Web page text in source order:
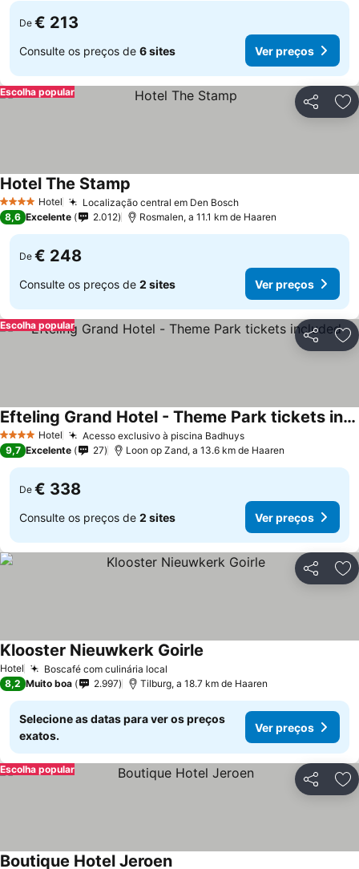
De € 213
Consulte os preços de 6 sites Ver preços
Partilhar
Escolha popular
4 EstrelasHotel Localização central em Den Bosch
Hotel The Stamp
8,6 Excelente 2.012 Rosmalen, a 11.1 km de Haaren
De € 248
Consulte os preços de 2 sites Ver preços
Partilhar
Escolha popular
4 EstrelasHotel Acesso exclusivo à piscina Badhuys
Efteling Grand Hotel - Theme Park tickets included
9,7 Excelente 27 Loon op Zand, a 13.6 km de Haaren
De € 338
Consulte os preços de 2 sites Ver preços
Partilhar
Hotel Boscafé com culinária local
Klooster Nieuwkerk Goirle
8,2 Muito boa 2.997 Tilburg, a 18.7 km de Haaren
Selecione as datas para ver os preços
exatos.
Ver preços
Partilhar
Escolha popular
Boutique Hotel Jeroen